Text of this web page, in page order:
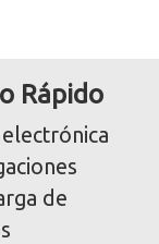
Rápido
de